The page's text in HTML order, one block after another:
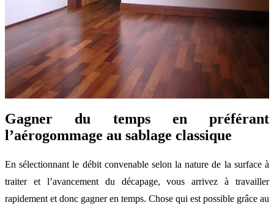
Gagner du temps en préférant
l’aérogommage au sablage classique
En sélectionnant le débit convenable selon la nature de la surface à
traiter et l’avancement du décapage, vous arrivez à travailler
rapidement et donc gagner en temps. Chose qui est possible grâce au